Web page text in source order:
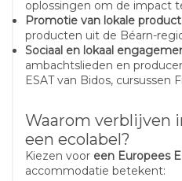
oplossingen om de impact
Promotie van lokale
producten uit de Béarn-
Sociaal en lokaal
ambachtslieden en
ESAT van Bidos, cursussen
Waarom verblijven
een ecolabel?
Kiezen voor een Europees
accommodatie betekent: